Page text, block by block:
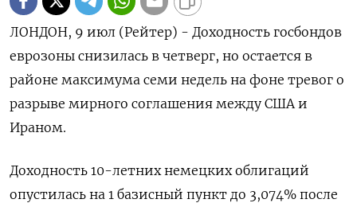
ЛОНДОН, 9 июл (Рейтер) - Доходность госбондов
еврозоны снизилась в четверг, но остается в
районе ‌максимума семи недель на фоне тревог о
разрыве мирного соглашения между США и ​
Ираном.
Доходность 10-летних ​немецких ​облигаций
опустилась на ⁠1 базисный пункт ‌до 3,074% после